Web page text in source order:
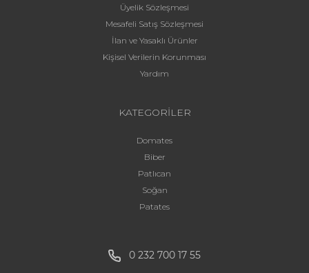
Üyelik Sözleşmesi
Mesafeli Satış Sözleşmesi
İlan ve Yasaklı Ürünler
Kişisel Verilerin Korunması
Yardım
KATEGORİLER
Domates
Biber
Patlıcan
Soğan
Patates
0 232 700 17 55